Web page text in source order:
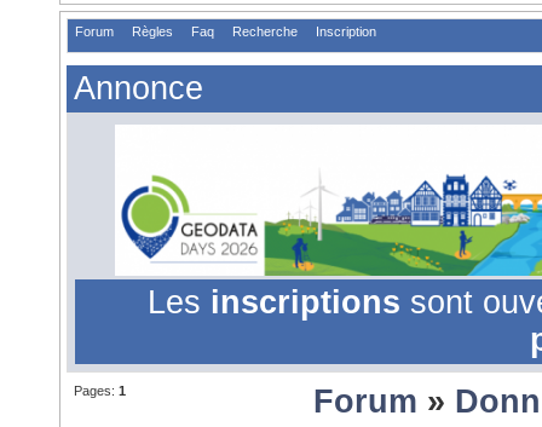
Forum Règles Faq Recherche Inscription
Annonce
Les inscriptions sont
Pages: 1 Forum »